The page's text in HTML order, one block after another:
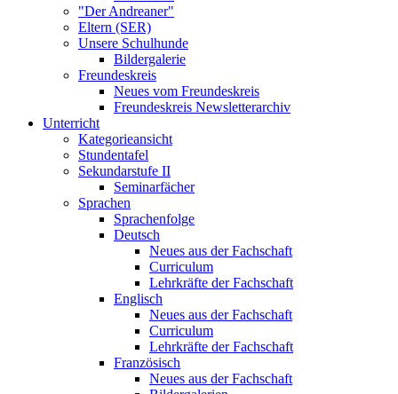
"Der Andreaner"
Eltern (SER)
Unsere Schulhunde
Bildergalerie
Freundeskreis
Neues vom Freundeskreis
Freundeskreis Newsletterarchiv
Unterricht
Kategorieansicht
Stundentafel
Sekundarstufe II
Seminarfächer
Sprachen
Sprachenfolge
Deutsch
Neues aus der Fachschaft
Curriculum
Lehrkräfte der Fachschaft
Englisch
Neues aus der Fachschaft
Curriculum
Lehrkräfte der Fachschaft
Französisch
Neues aus der Fachschaft